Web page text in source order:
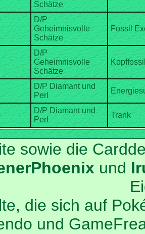
D/P
Geheimnisvolle
D/P
Geheimnisvolle
D/P Diamant und
D/P Diamant und
sowie die
und
die sich auf
und